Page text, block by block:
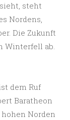
steht
Nordens,
Die Zukunft
Winterfell ab.
dem Ruf
Baratheon
Norden